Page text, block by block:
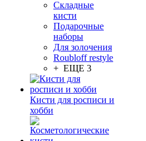
Складные
кисти
Подарочные
наборы
Для золочения
Roubloff restyle
+ ЕЩЕ 3
Кисти для росписи и
хобби